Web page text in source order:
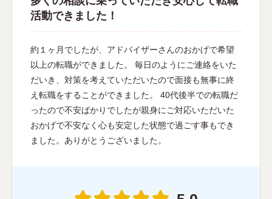
活動できました！
約１ヶ月でしたが、アドバイザーさんのおかげで希望
以上の転職ができました。 毎日のようにご連絡をいた
だいき、対策を考えていただいたので面接も無事に終
え転職をすることができました。 40代後半での転職だ
ったので不安ばかりでしたが親身にご対応いただいた
おかげで不安なく心も安定した状態で過ごす事もでき
ました。ありがとうございました。